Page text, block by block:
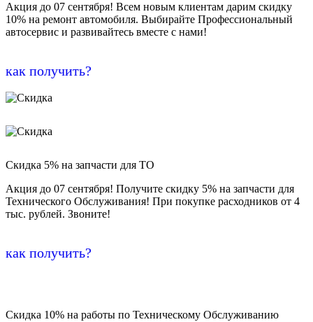
Акция до 07 сентября! Всем новым клиентам дарим скидку
10% на ремонт автомобиля. Выбирайте Профессиональный
автосервис и развивайтесь вместе с нами!
как получить?
Скидка 5% на запчасти для ТО
Акция до 07 сентября! Получите скидку 5% на запчасти для
Технического Обслуживания! При покупке расходников от 4
тыс. рублей. Звоните!
как получить?
Скидка 10% на работы по Техническому Обслуживанию